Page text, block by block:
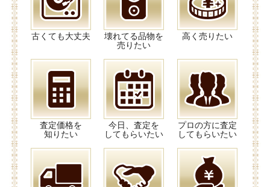
古くても大丈夫
壊れてる品物を
売りたい
高く売りたい
査定価格を
知りたい
今日、査定を
してもらいたい
プロの方に査定
してもらいたい